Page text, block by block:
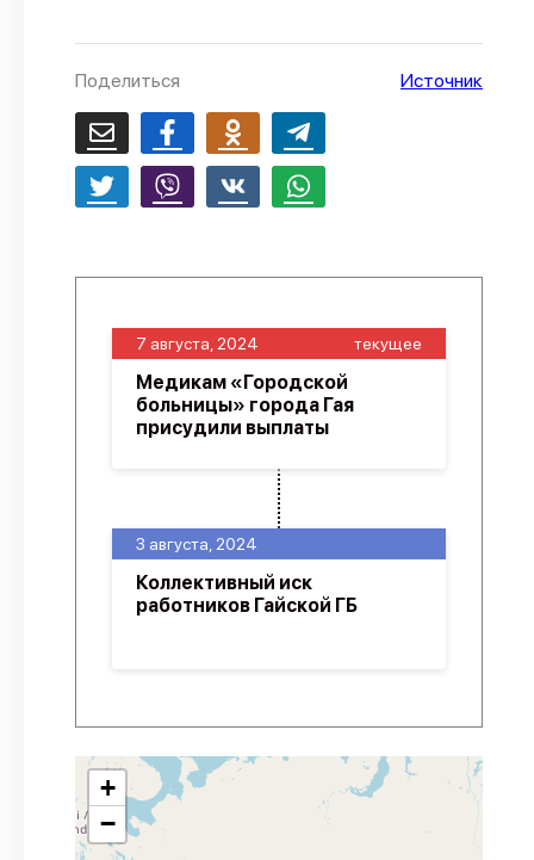
Поделиться Источник
3 августа, 2024
Коллективный иск
работников Гайской ГБ
7 августа, 2024 текущее
Медикам «Городской
больницы» города Гая
присудили выплаты
+
−